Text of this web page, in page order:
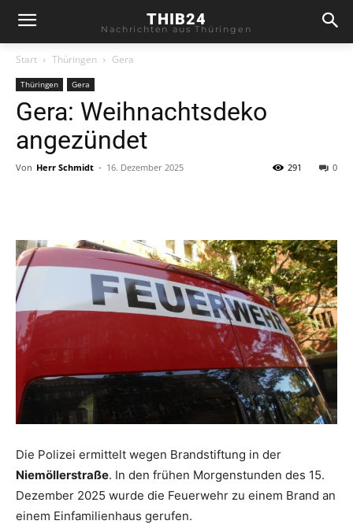
THIB24
Nachrichten aus Thüringen
Start Thüringen Gera
Thüringen Gera
Gera: Weihnachtsdeko
angezündet
Von Herr Schmidt - 16. Dezember 2025 0
291
Die Polizei ermittelt wegen Brandstiftung in der
Niemöllerstraße. In den frühen Morgenstunden des 15.
Dezember 2025 wurde die Feuerwehr zu einem Brand an
einem Einfamilienhaus gerufen.